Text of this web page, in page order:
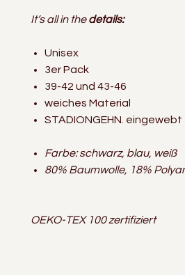
It‘s all in thedetails:
Unisex
3er Pack
39-42 und 43-46
weiches Material
STADIONGEHN. eingewebt
Farbe: schwarz, blau, weiß
80% Baumwolle, 18%
OEKO-TEX 100 zertifiziert